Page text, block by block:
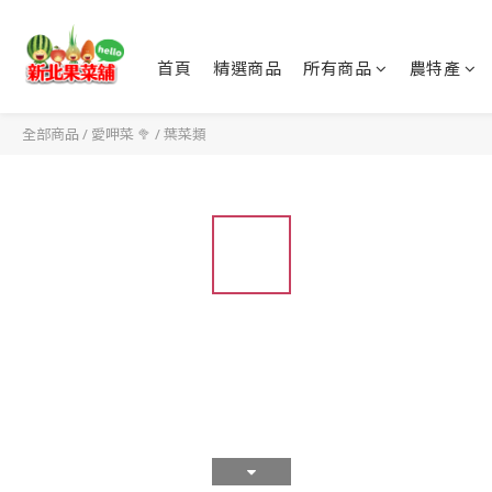
首頁 精選商品 所有商品 農特產
全部商品 / 愛呷菜 🥦 /葉菜類